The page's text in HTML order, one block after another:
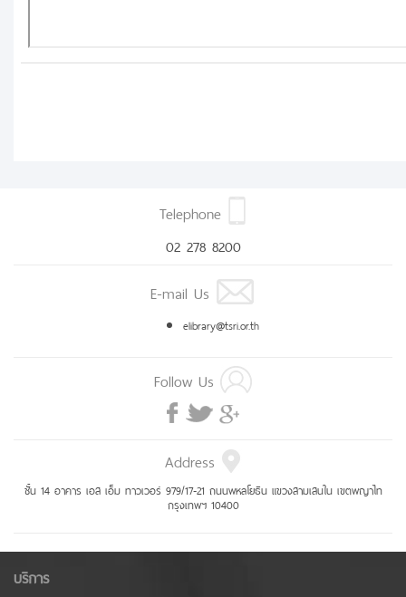
Telephone
02 278 8200
E-mail Us
elibrary@tsri.or.th
Follow Us
Address
ชั้น 14 อาคาร เอส เอ็ม ทาวเวอร์ 979/17-21 ถนนพหลโยธิน แขวงสามเสนใน เขตพญาไท
กรุงเทพฯ 10400
บริการ